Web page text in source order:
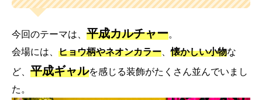
今回のテーマは、 平成カルチャー。
会場には、 ヒョウ柄やネオンカラー 、懐かしい小物な
ど、 平成ギャルを感じる装飾がたくさん並んでいまし
た。